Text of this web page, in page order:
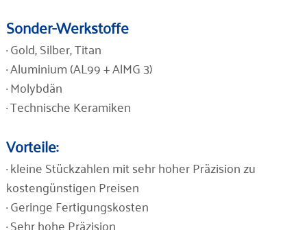
Sonder-Werkstoffe
· Gold, Silber, Titan
· Aluminium (AL99 + AlMG 3)
· Molybdän
· Technische Keramiken
Vorteile:
· kleine Stückzahlen mit sehr hoher Präzision zu
kostengünstigen Preisen
· Geringe Fertigungskosten
· Sehr hohe Präzision